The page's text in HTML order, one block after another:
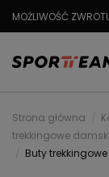
MOŻLIWOŚĆ
Strona główna
trekkingowe
Buty